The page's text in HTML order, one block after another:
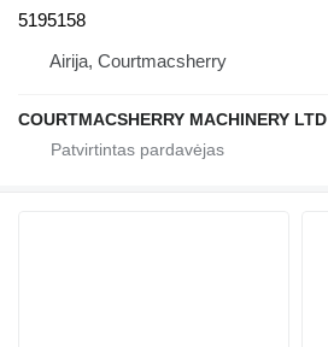
5195158
Airija, Courtmacsherry
COURTMACSHERRY MACHINERY LTD